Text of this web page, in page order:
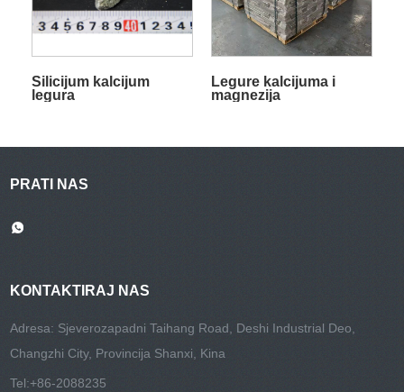
Silicijum kalcijum
legura
Legure kalcijuma i
magnezija
PRATI NAS
KONTAKTIRAJ NAS
Adresa: Sjeverozapadni Taihang Road, Deshi Industrial Deo,
Changzhi City, Provincija Shanxi, Kina
Tel:+86-2088235